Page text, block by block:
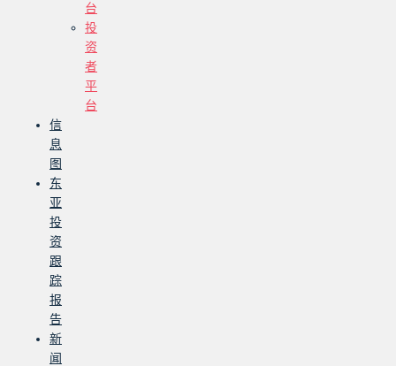
台
投
资
者
平
台
信
息
图
东
亚
投
资
跟
踪
报
告
新
闻